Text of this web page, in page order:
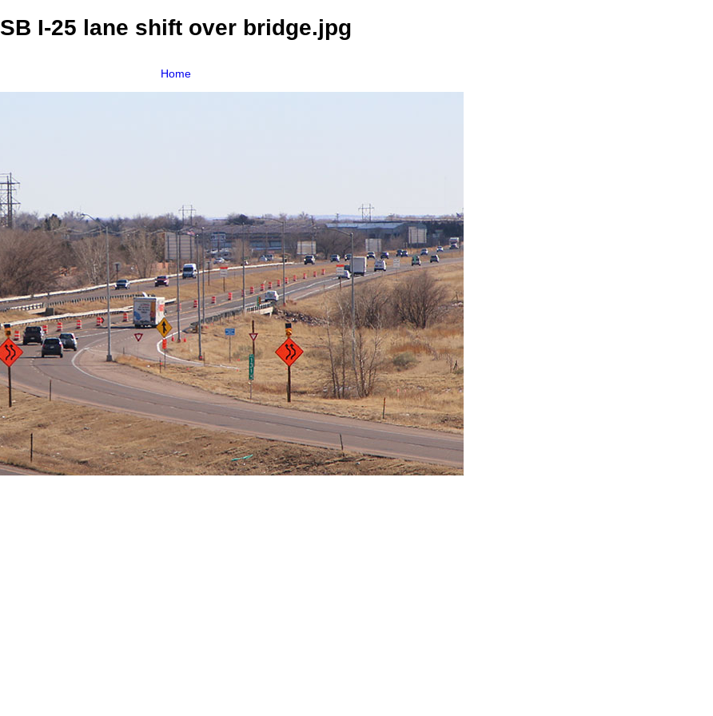
SB I-25 lane shift over bridge.jpg
Home